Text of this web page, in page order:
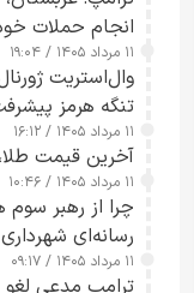
انجام حملات
۱۱ مرداد ۱۴۰۵ / ۱۹:۰۴
وال‌استریت
تنگه هرمز
۱۱ مرداد ۱۴۰۵ / ۱۶:۱۲
آخرین قیمت طلا، سکه و
۱۱ مرداد ۱۴۰۵ / ۱۰:۴۶
چرا از رهبر
رسانه‌ای
جاسوسی گفت
۱۱ مرداد ۱۴۰۵ / ۰۹:۱۷